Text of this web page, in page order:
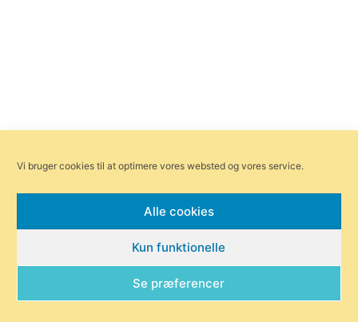
Vi bruger cookies til at optimere vores websted og vores service.
Alle cookies
Kun funktionelle
Se præferencer